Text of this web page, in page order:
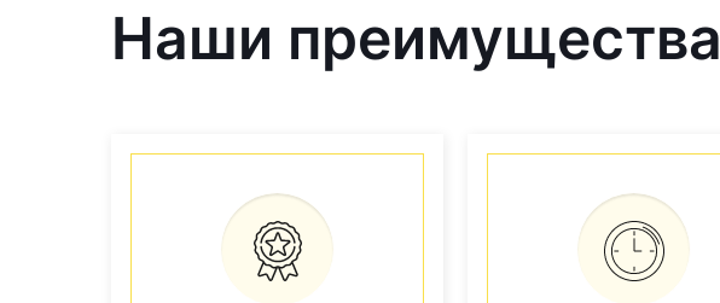
Наши преимущества